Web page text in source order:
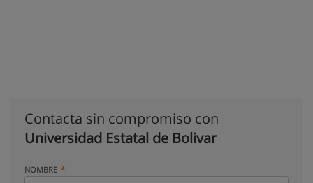
Contacta sin compromiso con
Universidad Estatal de Bolivar
NOMBRE